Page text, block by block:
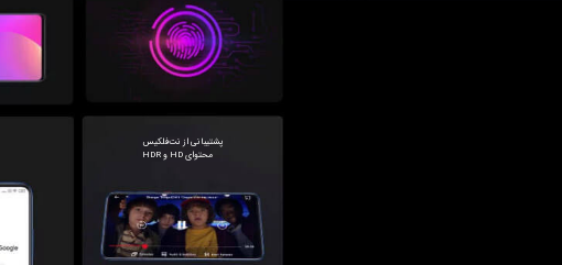
محتوای HD و HDR